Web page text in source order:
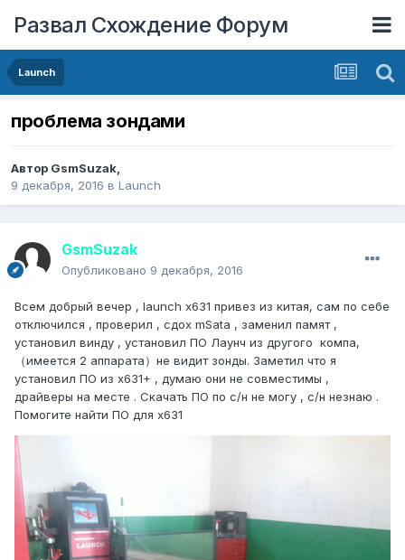
Развал Схождение Форум
Launch
проблема зондами
Автор GsmSuzak,
9 декабря, 2016 в Launch
GsmSuzak
Опубликовано 9 декабря, 2016
Всем добрый вечер , launch x631 привез из китая, сам по себе
отключился , проверил , сдох mSata , заменил памят ,
установил винду , установил ПО Лаунч из другого компа,
（имеется 2 аппарата）не видит зонды. Заметил что я
установил ПО из x631+ , думаю они не совместимы ,
драйверы на месте . Скачать ПО по с/н не могу , с/н незнаю .
Помогите найти ПО для x631